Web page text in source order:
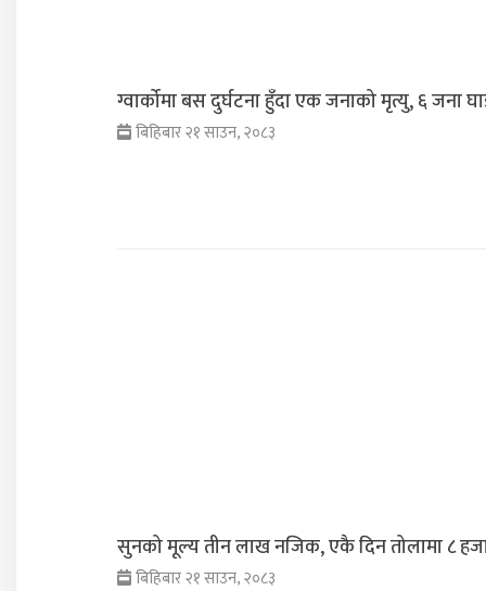
ग्वार्कोमा बस दुर्घटना हुँदा एक जनाको मृत्यु, ६ जना
बिहिबार २१ साउन, २०८३
सुनको मूल्य तीन लाख नजिक, एकै दिन तोलामा ८
बिहिबार २१ साउन, २०८३